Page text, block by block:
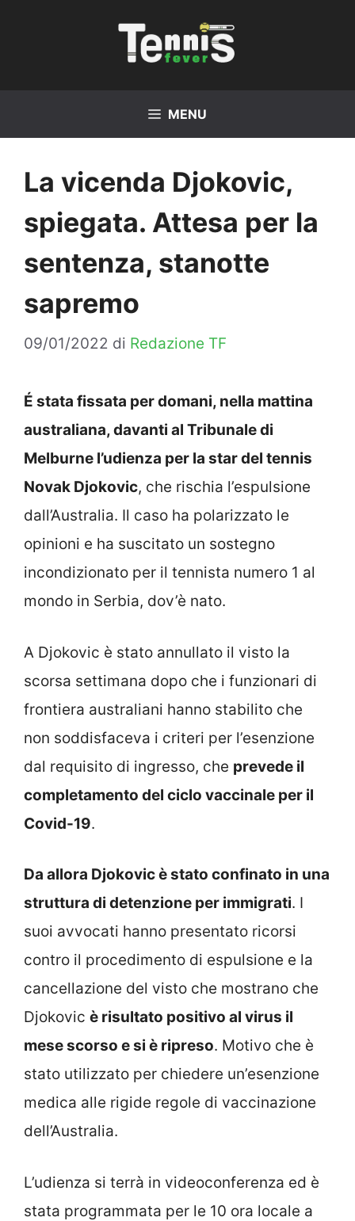
MENU
La vicenda Djokovic,
spiegata. Attesa per la
sentenza, stanotte
sapremo
09/01/2022 di Redazione TF
É stata fissata per domani, nella mattina
australiana, davanti al Tribunale di
Melburne l’udienza per la star del tennis
Novak Djokovic, che rischia l’espulsione
dall’Australia. Il caso ha polarizzato le
opinioni e ha suscitato un sostegno
incondizionato per il tennista numero 1 al
mondo in Serbia, dov’è nato.
A Djokovic è stato annullato il visto la
scorsa settimana dopo che i funzionari di
frontiera australiani hanno stabilito che
non soddisfaceva i criteri per l’esenzione
dal requisito di ingresso, che prevede il
completamento del ciclo vaccinale per il
Covid-19.
Da allora Djokovic è stato confinato in una
struttura di detenzione per immigrati. I
suoi avvocati hanno presentato ricorsi
contro il procedimento di espulsione e la
cancellazione del visto che mostrano che
Djokovic è risultato positivo al virus il
mese scorso e si è ripreso. Motivo che è
stato utilizzato per chiedere un’esenzione
medica alle rigide regole di vaccinazione
dell’Australia.
L’udienza si terrà in videoconferenza ed è
stata programmata per le 10 ora locale a